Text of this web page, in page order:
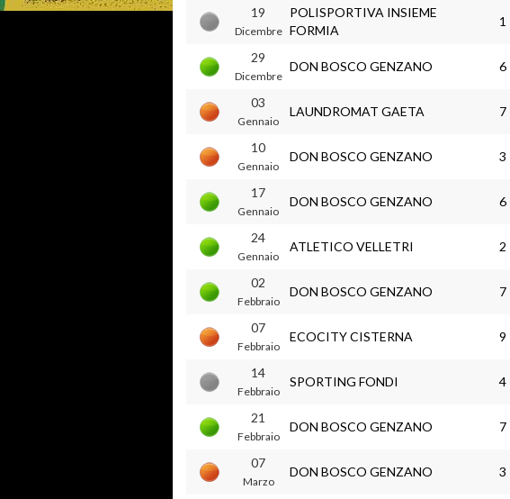
19
Dicembre
POLISPORTIVA INSIEME
FORMIA
1
29
Dicembre
DON BOSCO GENZANO 6
03
Gennaio
LAUNDROMAT GAETA 7
10
Gennaio
DON BOSCO GENZANO 3
17
Gennaio
DON BOSCO GENZANO 6
24
Gennaio
ATLETICO VELLETRI 2
02
Febbraio
DON BOSCO GENZANO 7
07
Febbraio
ECOCITY CISTERNA 9
14
Febbraio
SPORTING FONDI 4
21
Febbraio
DON BOSCO GENZANO 7
07
Marzo
DON BOSCO GENZANO 3